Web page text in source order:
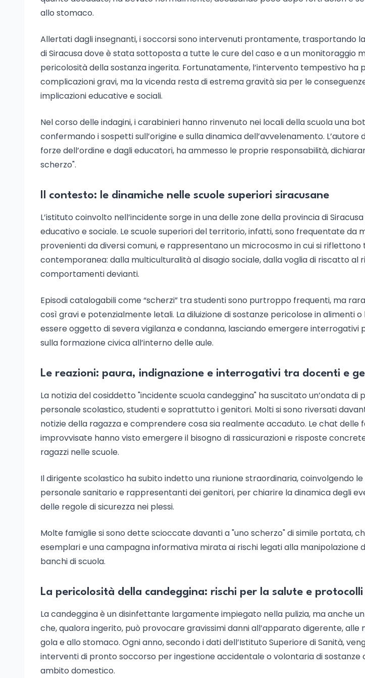
allo stomaco.
Allertati dagli insegnanti, i soccorsi sono intervenuti prontamente, trasportando
di Siracusa dove è stata sottoposta a tutte le cure del caso e a un monitoraggio
pericolosità della sostanza ingerita. Fortunatamente, l’intervento tempestivo ha
complicazioni gravi, ma la vicenda resta di estrema gravità sia per le
implicazioni educative e sociali.
Nel corso delle indagini, i carabinieri hanno rinvenuto nei locali della scuola una
confermando i sospetti sull’origine e sulla dinamica dell’avvelenamento.
forze dell’ordine e dagli educatori, ha ammesso le proprie responsabilità,
scherzo".
Il contesto: le dinamiche nelle scuole superiori siracusane
L’istituto coinvolto nell’incidente sorge in una delle zone della provincia di
educativo e sociale. Le scuole superiori del territorio, infatti, sono frequentate da
provenienti da diversi comuni, e rappresentano un microcosmo in cui si
contemporanea: dalla multiculturalità al disagio sociale, dalla voglia di riscatto al
comportamenti devianti.
Episodi catalogabili come “scherzi” tra studenti sono purtroppo frequenti, ma
così gravi e potenzialmente letali. La diluizione di sostanze pericolose in alimenti
essere oggetto di severa vigilanza e condanna, lasciando emergere interrogativi
sulla formazione civica all’interno delle aule.
Le reazioni: paura, indignazione e interrogativi tra docenti e
La notizia del cosiddetto "incidente scuola candeggina" ha suscitato un’ondata di
personale scolastico, studenti e soprattutto i genitori. Molti si sono riversati
notizie della ragazza e comprendere cosa sia realmente accaduto. Le chat delle
improvvisate hanno visto emergere il bisogno di rassicurazioni e risposte
ragazzi nelle scuole.
Il dirigente scolastico ha subito indetto una riunione straordinaria, coinvolgendo le
personale sanitario e rappresentanti dei genitori, per chiarire la dinamica degli
delle regole di sicurezza nei plessi.
Molte famiglie si sono dette scioccate davanti a "uno scherzo" di simile portata,
esemplari e una campagna informativa mirata ai rischi legati alla manipolazione
banchi di scuola.
La pericolosità della candeggina: rischi per la salute e
La candeggina è un disinfettante largamente impiegato nella pulizia, ma anche
che, qualora ingerito, può provocare gravissimi danni all’apparato digerente, alle
gola e allo stomaco. Ogni anno, secondo i dati dell’Istituto Superiore di Sanità,
interventi di pronto soccorso per ingestione accidentale o volontaria di sostanze
ambito domestico.